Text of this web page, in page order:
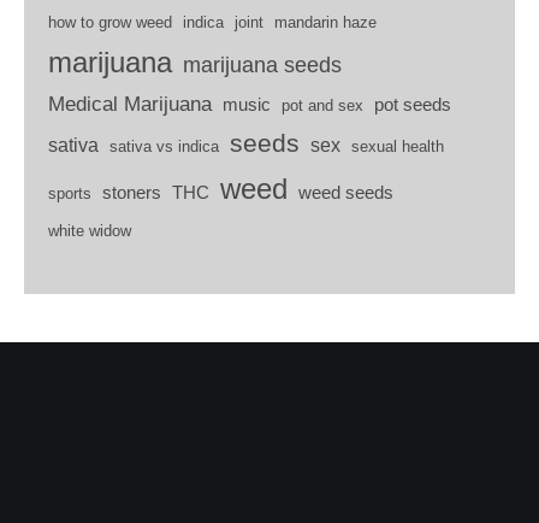
how to grow weed
indica joint mandarin haze
marijuana marijuana seeds
Medical Marijuana
music pot and sex pot seeds
sativa sativa vs indica seeds sex sexual health
sports stoners THC weed weed seeds
white widow